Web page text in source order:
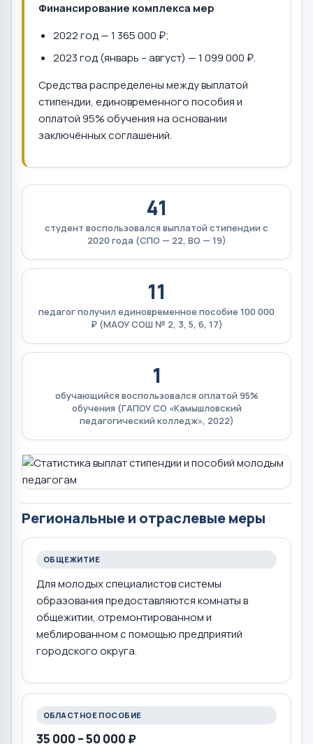
Финансирование комплекса мер
2022 год — 1 365 000 ₽;
2023 год (январь – август) — 1 099 000 ₽.
Средства распределены между выплатой
стипендии, единовременного пособия и
оплатой 95% обучения на основании
заключённых соглашений.
41
студент воспользовался выплатой стипендии с
2020 года (СПО — 22, ВО — 19)
11
педагог получил единовременное пособие 100 000
₽ (МАОУ СОШ № 2, 3, 5, 6, 17)
1
обучающийся воспользовался оплатой 95%
обучения (ГАПОУ СО «Камышловский
педагогический колледж», 2022)
Региональные и отраслевые меры
ОБЩЕЖИТИЕ
Для молодых специалистов системы
образования предоставляются комнаты в
общежитии, отремонтированном и
меблированном с помощью предприятий
городского округа.
ОБЛАСТНОЕ ПОСОБИЕ
35 000 – 50 000 ₽